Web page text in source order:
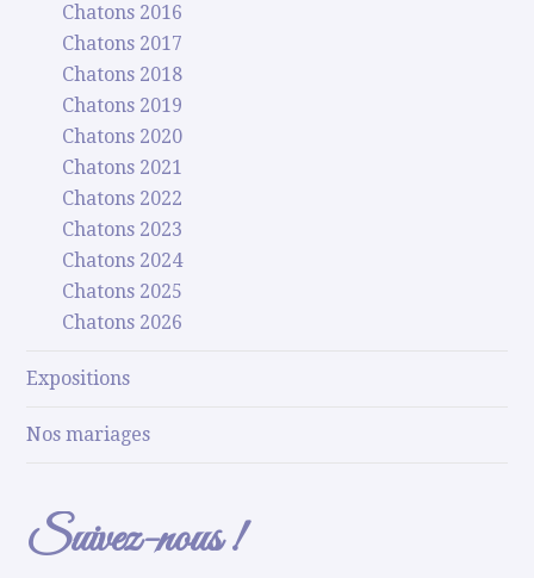
Chatons 2016
Chatons 2017
Chatons 2018
Chatons 2019
Chatons 2020
Chatons 2021
Chatons 2022
Chatons 2023
Chatons 2024
Chatons 2025
Chatons 2026
Expositions
Nos mariages
Suivez-nous !